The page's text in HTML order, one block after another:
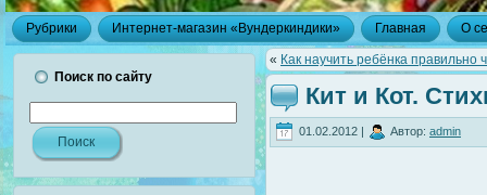
Рубрики Интернет-магазин «Вундеркиндики» Главная О
Поиск по сайту
« Как научить ребёнка
Кит и Кот.
01.02.2012 | Автор: admin